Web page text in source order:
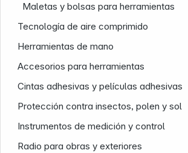
Maletas y bolsas para herramientas
Tecnología de aire comprimido
Herramientas de mano
Accesorios para herramientas
Cintas adhesivas y películas adhesivas
Protección contra insectos, polen y sol
Instrumentos de medición y control
Radio para obras y exteriores
Nuestra empresa